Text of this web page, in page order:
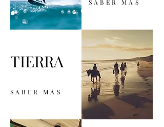
SABER MÁS
TIERRA
SABER MÁS